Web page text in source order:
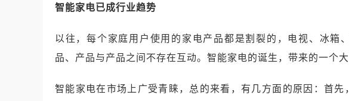
智能家电已成行业趋势
以往，每个家庭用户使用的家电产品都是割裂的，电视、冰箱
品、产品与产品之间不存在互动。智能家电的诞生，带来的一个
智能家电在市场上广受青睐，总的来看，有几方面的原因：首